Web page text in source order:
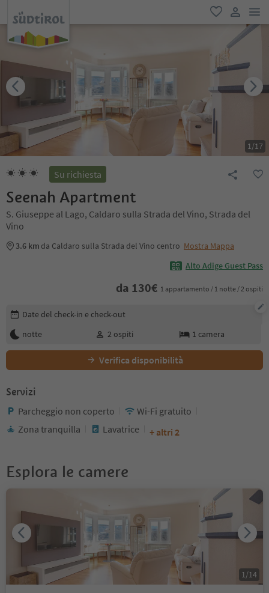
favoriti
user link
1/17
Su richiesta
Seenah Apartment
S. Giuseppe al Lago, Caldaro sulla Strada del Vino, Strada del
Vino
3.6 km da Caldaro sulla Strada del Vino centro Mostra Mappa
Alto Adige Guest Pass
da 130€ 1 appartamento / 1 notte / 2 ospiti
Modifica i dettagli della prenotazione
Date del check-in e check-out
notte
2 ospiti 1 camera
Verifica disponibilità
Servizi
Parcheggio non coperto
Wi-Fi gratuito
Zona tranquilla
Lavatrice + altri 2
Esplora le camere
1 /14